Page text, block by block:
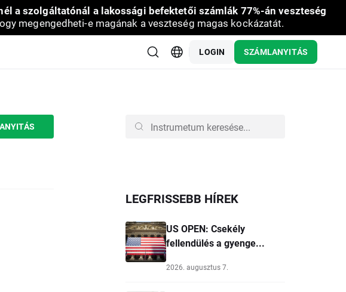
a szolgáltatónál a lakossági befektetői számlák 77%-án veszteség
megengedheti-e magának a veszteség magas kockázatát.
LOGIN SZÁMLANYITÁS
LEGFRISSEBB HÍREK
US OPEN: Csekély
fellendülés a gyenge...
2026. augusztus 7.